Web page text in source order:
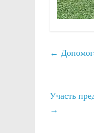
←
Участь
→